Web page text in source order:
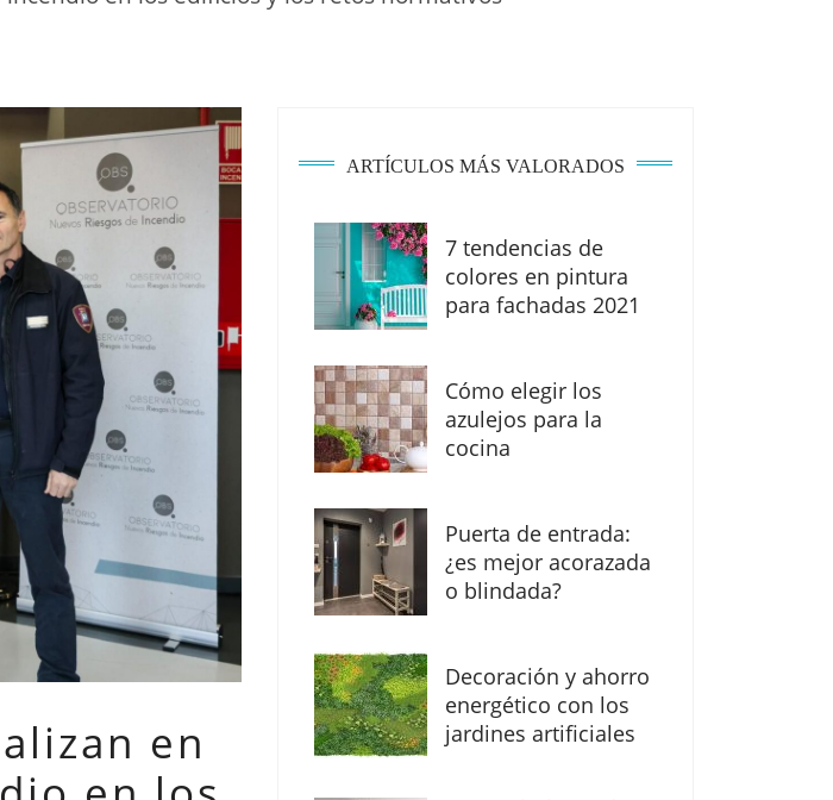
en
ARTÍCULOS MÁS VALORADOS
7 tendencias de
colores en pintura
para fachadas 2021
Cómo elegir los
azulejos para la
cocina
Puerta de entrada:
¿es mejor acorazada
o blindada?
Decoración y ahorro
energético con los
jardines artificiales